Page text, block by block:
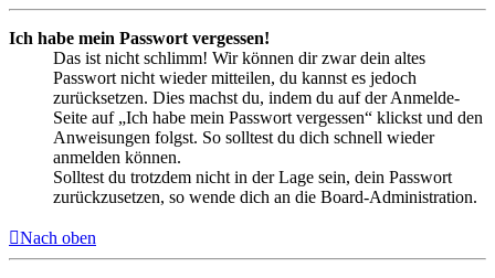
Ich habe mein Passwort vergessen!
Das ist nicht schlimm! Wir können dir zwar dein altes
Passwort nicht wieder mitteilen, du kannst es jedoch
zurücksetzen. Dies machst du, indem du auf der Anmelde-
Seite auf „Ich habe mein Passwort vergessen“ klickst und den
Anweisungen folgst. So solltest du dich schnell wieder
anmelden können.
Solltest du trotzdem nicht in der Lage sein, dein Passwort
zurückzusetzen, so wende dich an die Board-Administration.
Nach oben